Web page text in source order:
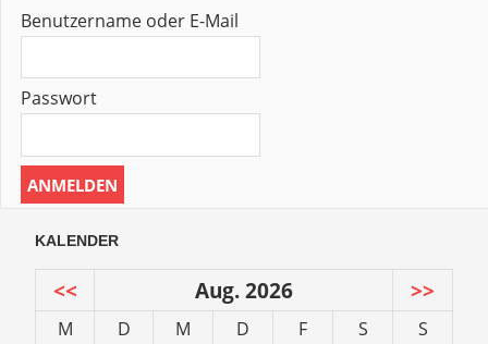
Benutzername oder E-Mail
Passwort
KALENDER
<< Aug. 2026 >>
M D M D F S
S